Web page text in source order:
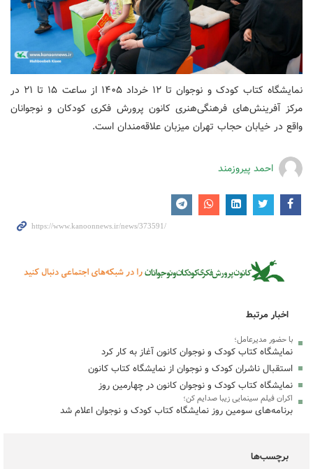
نمایشگاه کتاب کودک و نوجوان تا ۱۲ خرداد ۱۴۰۵ از ساعت ۱۵ تا ۲۱ در
مرکز آفرینش‌های فرهنگی‌هنری کانون پرورش فکری کودکان و نوجوانان
واقع در خیابان حجاب تهران میزبان علاقه‌مندان است.
احمد پیروزمند
اخبار مرتبط
با حضور مدیرعامل؛
نمایشگاه کتاب کودک و نوجوان کانون آغاز به کار کرد
استقبال ناشران کودک و نوجوان از نمایشگاه کتاب کانون
نمایشگاه کتاب کودک و نوجوان کانون در چهارمین روز
اکران فیلم سینمایی زیبا صدایم کن؛
برنامه‌های سومین روز نمایشگاه کتاب کودک و نوجوان اعلام شد
برچسب‌ها